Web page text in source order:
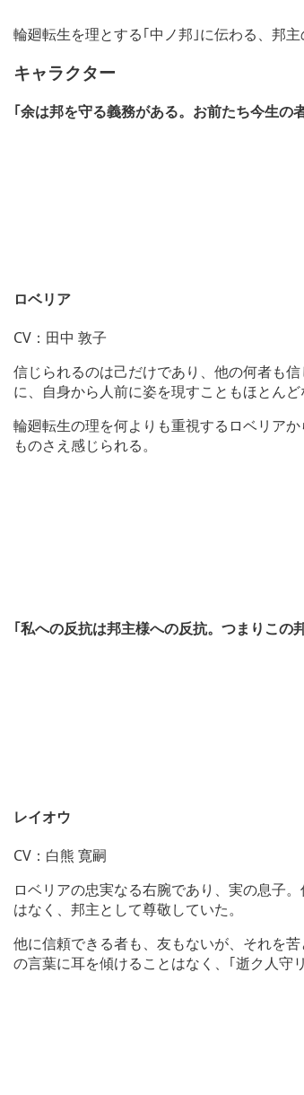
輪廻転生を理とする｢中ノ邦｣に伝わる、邦
キャラクター
｢余は邦を守る義務がある。お前たち今生の
ロベリア
CV：田中 敦子
信じられるのは己だけであり、他の何者も
に、自身から人前に姿を現すこともほとん
輪廻転生の理を何よりも重視するロベリア
ものさえ感じられる。
｢私への反抗は邦主様への反抗。つまりこの
レイオウ
CV：白熊 寛嗣
ロベリアの忠実なる右腕であり、実の息子
はなく、邦主として尊敬していた。
他に信頼できる者も、友もないが、それを
の言葉に耳を傾けることはなく、｢逝ク人守